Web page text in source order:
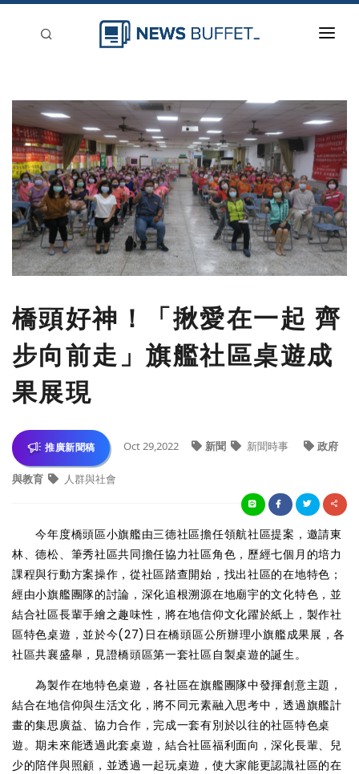
新聞稿分類
登入
刊登
橋頭好神！「揪愛在一起 齊
步向前走」旗艦社區桌遊成
果展現
推廣新聞稿 Oct 29,2022 新聞 新聞時事 政府
與教育 人群與社會
今年度橋頭區小旗艦由三德社區擔任領航社區提案，邀請東
林、德松、筆秀社區共同擔任協力社區角色，歷經七個月的培力
課程與行動方案操作，從社區踏查開始，找出社區的在地特色；
經由小旗艦團隊的討論，深化追根溯源在地廟宇的文化特色，並
結合社區長輩手繪之趣味性，將在地信仰文化躍於紙上，製作社
區特色桌遊，並於今(27)日在橋頭區公所辦理小旗艦成果展，各
社區共襄盛舉，見證橋頭區第一套社區自製桌遊的誕生。
為製作在地特色桌遊，各社區在旗艦團隊中發揮創意主題，
結合在地信仰與生活文化，將不同元素融入思考中，透過旗艦計
畫的集思廣益、協力合作，完成一套有別於以往的社區特色桌
遊。期未來能透過此套桌遊，結合社區福利面向，深化長輩、兒
少的陪伴與照顧，並透過一起玩桌遊，使大家能更認識社區的在